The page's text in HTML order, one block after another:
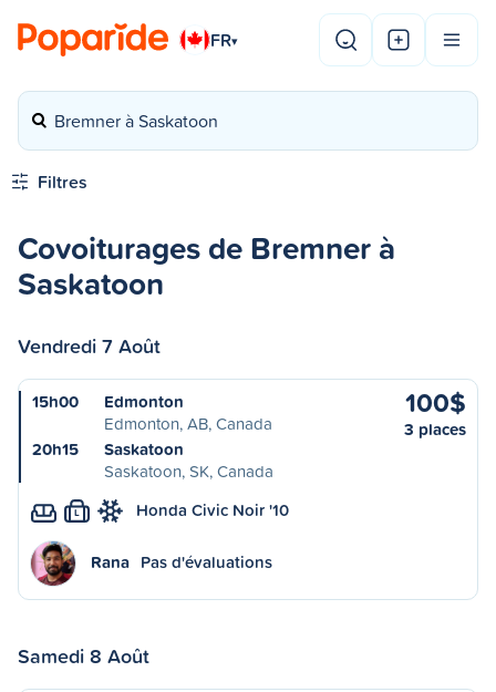
FR▾
Bremner à Saskatoon
Filtres
Covoiturages de Bremner à
Saskatoon
Vendredi 7 Août
15h00
Edmonton
Edmonton, AB, Canada
20h15
Saskatoon
Saskatoon, SK, Canada
100$
3 places
L Honda Civic Noir '10
Rana Pas d'évaluations
Samedi 8 Août